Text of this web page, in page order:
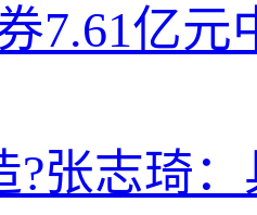
7.61亿
?张志琦